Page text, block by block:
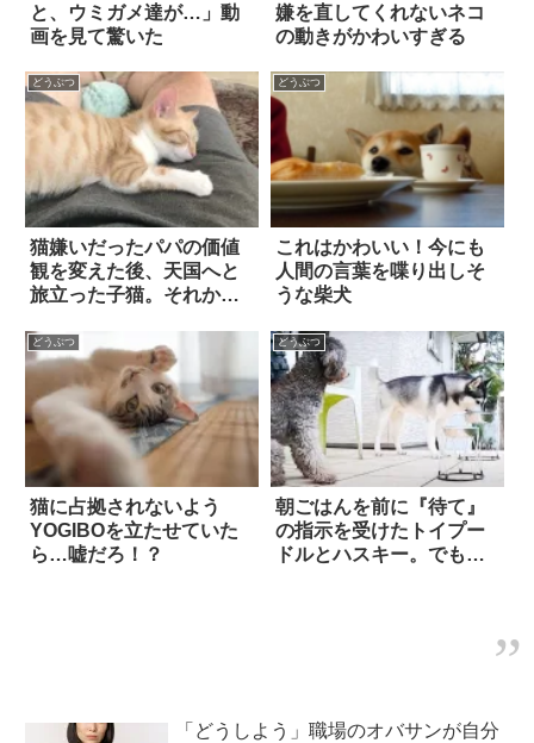
と、ウミガメ達が…」動
画を見て驚いた
嫌を直してくれないネコ
の動きがかわいすぎる
どうぶつ
猫嫌いだったパパの価値
観を変えた後、天国へと
旅立った子猫。それから
の出会い』が訪れる
どうぶつ
これはかわいい！今にも
人間の言葉を喋り出しそ
うな柴犬
どうぶつ
猫に占拠されないよう
YOGIBOを立たせていた
ら…嘘だろ！？
どうぶつ
朝ごはんを前に『待て』
の指示を受けたトイプー
ドルとハスキー。でも、
「どうしよう」職場のオバサンが自分